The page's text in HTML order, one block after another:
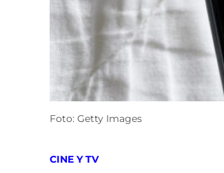
Foto: Getty Images
POSTED
CINE Y TV